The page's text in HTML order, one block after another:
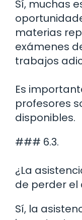
Sí, muchas
materias
exámenes
trabajos
Es
profesores
disponibles.
### 6.3.
¿La
de perder el
Sí, la